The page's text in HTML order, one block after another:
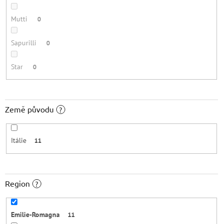
Mutti 0
Sapurilli 0
Star 0
Země původu ?
Itálie 11
Region ?
Emilie-Romagna 11